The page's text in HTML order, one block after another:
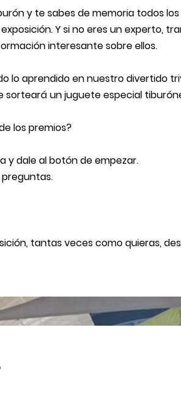
y te sabes de memoria todos
Y si no eres un experto,
interesante sobre ellos.
lo aprendido en nuestro divertido
sorteará un juguete especial
los premios?
y dale al botón de empezar.
preguntas.
tantas veces como quieras,